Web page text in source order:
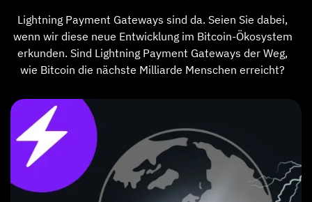
Lightning Payment Gateways sind da. Seien Sie dabei,
wenn wir diese neue Entwicklung im Bitcoin-Ökosystem
erkunden. Sind Lightning Payment Gateways der Weg,
wie Bitcoin die nächste Milliarde Menschen erreicht?